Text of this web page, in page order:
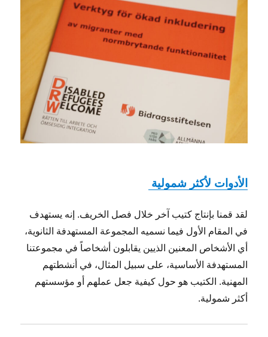
الأدوات لأكثر شمولية
لقد قمنا بإنتاج كتيب آخر خلال فصل الخريف. إنه يستهدف
في المقام الأول فيما نسميه المجموعة المستهدفة الثانوية،
أي الأشخاص المعنين الذيين يقابلون أشخاصاً في مجموعتنا
المستهدفة الأساسية، على سبيل المثال، في أنشطتهم
المهنية. الكتيب هو حول كيفية جعل عملهم أو مؤسستهم
أكثر شمولية.